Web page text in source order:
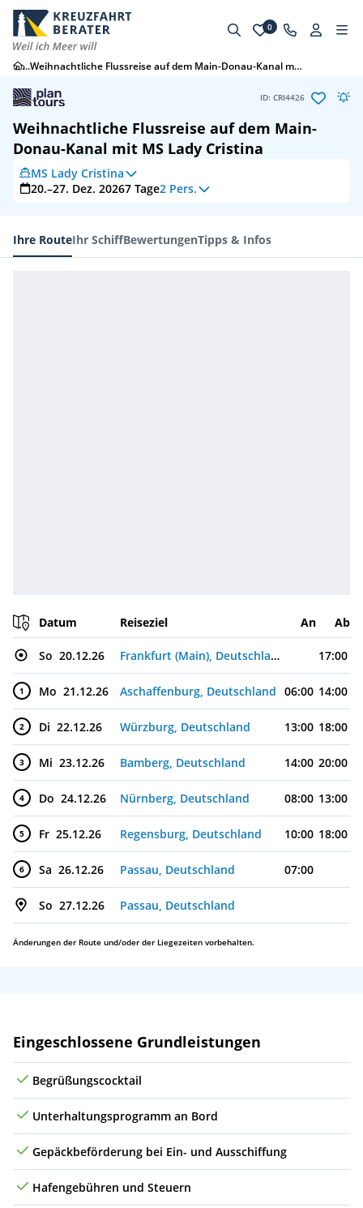
0
...Weihnachtliche Flussreise auf dem Main-Donau-Kanal mit MS Lady
ID: CRI4426
Weihnachtliche Flussreise auf dem Main-
Donau-Kanal mit MS Lady Cristina
MS Lady Cristina
20.–27. Dez. 20267 Tage2 Pers.
Ihre RouteIhr SchiffBewertungenTipps & Infos
Datum Reiseziel An Ab
So 20.12.26 Frankfurt (Main), Deutschland 17:00
1 Mo 21.12.26 Aschaffenburg, Deutschland 06:00 14:00
2 Di 22.12.26 Würzburg, Deutschland 13:00 18:00
3 Mi 23.12.26 Bamberg, Deutschland 14:00 20:00
4 Do 24.12.26 Nürnberg, Deutschland 08:00 13:00
5 Fr 25.12.26 Regensburg, Deutschland 10:00 18:00
6 Sa 26.12.26 Passau, Deutschland 07:00
So 27.12.26 Passau, Deutschland
Änderungen der Route und/oder der Liegezeiten vorbehalten.
Leistungen
Eingeschlossene Grundleistungen
Begrüßungscocktail
Unterhaltungsprogramm an Bord
Gepäckbeförderung bei Ein- und Ausschiffung
Hafengebühren und Steuern